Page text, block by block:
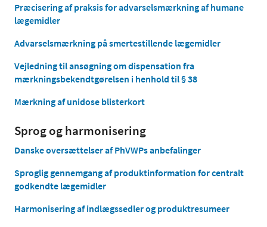
Præcisering af praksis for advarselsmærkning af humane
lægemidler
Advarselsmærkning på smertestillende lægemidler
Vejledning til ansøgning om dispensation fra
mærkningsbekendtgørelsen i henhold til § 38
Mærkning af unidose blisterkort
Sprog og harmonisering
Danske oversættelser af PhVWPs anbefalinger
Sproglig gennemgang af produktinformation for centralt
godkendte lægemidler
Harmonisering af indlægssedler og produktresumeer